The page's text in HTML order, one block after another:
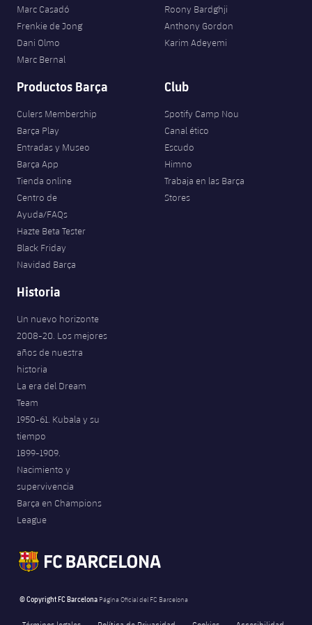
Jugadores
Fotos
Palmarés
Clasificaciones
Juvenil
Infantil
Alevín
Noticias
Atletismo
plusicon
más
Actualidad
Masculino
Femenino
Agenda
Baloncesto en silla de ruedas
Jugadores
Calendario
Resultados
Clasificaciones
plusicon
más
Actualidad
Jugadores
Calendario
Resultados
plusicon
más
Noticias
Hockey Hierba Masculino
Hockey Hierba Femenino
Patinaje artístico
plusicon
más
Actualidad
Plantilla
Agenda
Escuela de Patinaje
Rugby
plusicon
más
Actualidad
Jugadores
Calendario
Fotos
Voleibol
plusicon
más
Noticias
Apúntate a las amateurs
plusicon
más
PLUSICON
MÁS
VALORANT Game Changers
eFootball
Marc Casadó
Frenkie de Jong
Dani Olmo
Marc Bernal
Roony Bardghji
Anthony Gordon
Karim Adeyemi
Productos Barça
Culers Membership
Barça Play
Entradas y Museo
Barça App
Tienda online
Centro de
Ayuda/FAQs
Hazte Beta Tester
Black Friday
Navidad Barça
Club
Spotify Camp Nou
Canal ético
Escudo
Himno
Trabaja en las Barça
Stores
Historia
Un nuevo horizonte
2008-20. Los mejores
años de nuestra
historia
La era del Dream
Team
1950-61. Kubala y su
tiempo
1899-1909.
Nacimiento y
supervivencia
Barça en Champions
League
© Copyright FC Barcelona Página Oficial del FC Barcelona